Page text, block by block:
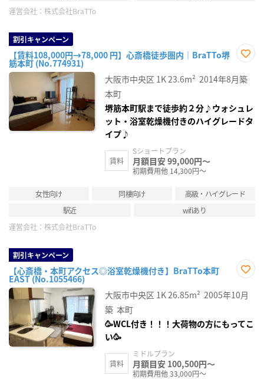
運営会社： 株式会社BraTTo
割引キャンペーン
【賃料108,000円→78,000 円】心斎橋徒歩圏内｜BraTTo堺
筋本町 (No.774931)
に入
り登
大阪市中央区 1K23.6m² 2014年8月築
本町
堺筋本町駅まで徒歩約２分♪ウォシュレ
ット・浴室乾燥機付きのハイグレードタ
イプ♪
賃料
Sショートプラン
月額目安 99,000円～
初期費用他 14,300円～
女性向け 同棲向け
高級・ハイグレード
駅近
wifiあり
運営会社： 株式会社BraTTo
割引キャンペーン
【心斎橋・本町アクセス◎浴室乾燥機付き】BraTTo本町
EAST (No.1055466)
に入
り登
大阪市中央区 1K26.85m² 2005年10月
築 本町
🥳WCL付き！！！大荷物の方にもってこ
い🥳
賃料
ミドルプラン
月額目安 100,500円～
初期費用他 33,000円～